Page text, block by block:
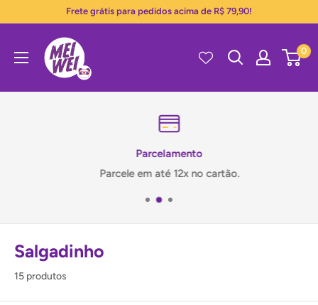
Frete grátis para pedidos acima de R$ 79,90!
Mei
Wei
0
Parcelamento
Parcele em até 12x no cartão.
Salgadinho
15 produtos